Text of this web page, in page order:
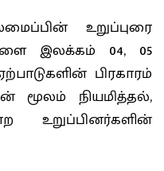
உறுப்புரை
இலக்கம் 04, 05
பிரகாரம்
மூலம் நியமித்தல்,
உறுப்பினர்களின்